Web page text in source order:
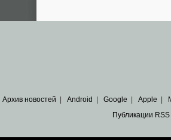
Архив новостей Android Google Apple
Публикации RSS